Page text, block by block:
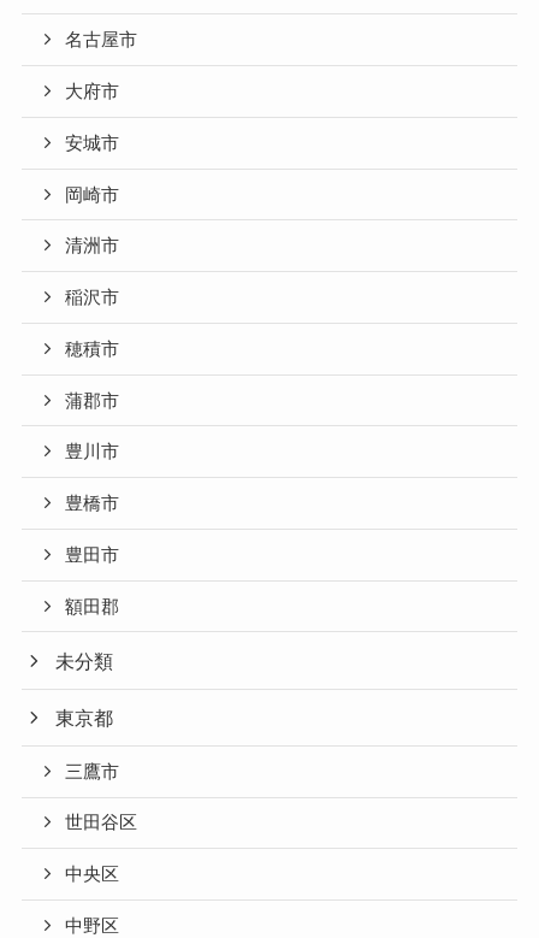
名古屋市
大府市
安城市
岡崎市
清洲市
稲沢市
穂積市
蒲郡市
豊川市
豊橋市
豊田市
額田郡
未分類
東京都
三鷹市
世田谷区
中央区
中野区